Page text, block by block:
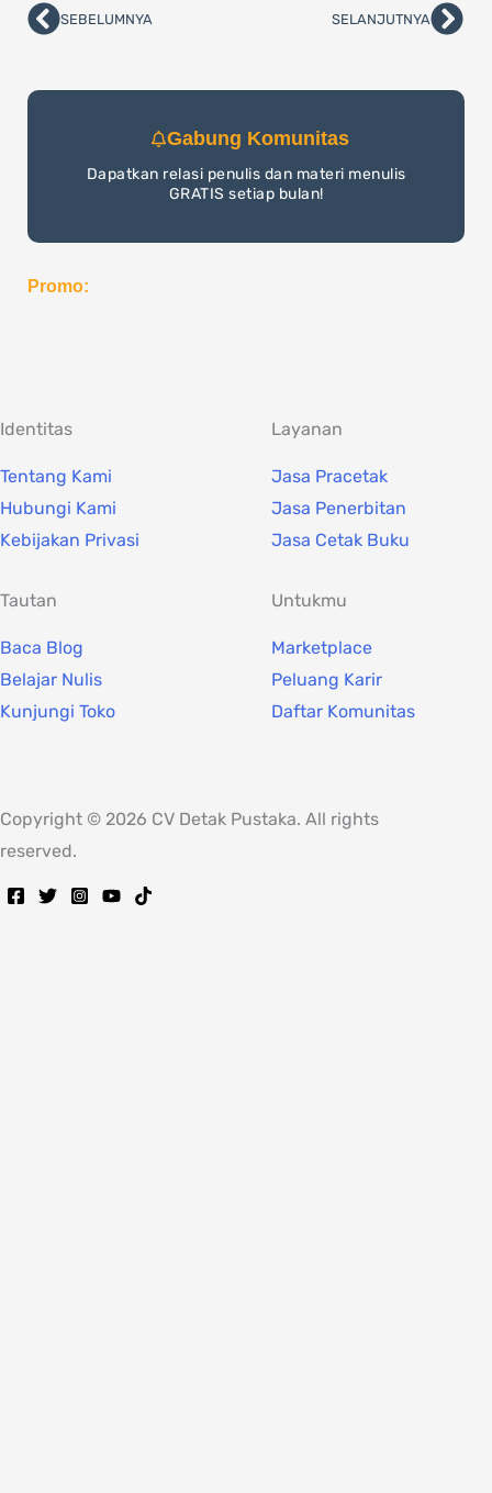
PrevSEBELUMNYA SELANJUTNYA
Gabung Komunitas
Dapatkan relasi penulis dan materi menulis
GRATIS setiap bulan!
Promo:
Identitas
Tentang Kami
Hubungi Kami
Kebijakan Privasi
Layanan
Jasa Pracetak
Jasa Penerbitan
Jasa Cetak Buku
Tautan
Baca Blog
Belajar Nulis
Kunjungi Toko
Untukmu
Marketplace
Peluang Karir
Daftar Komunitas
Copyright © 2026 CV Detak Pustaka. All rights
reserved.